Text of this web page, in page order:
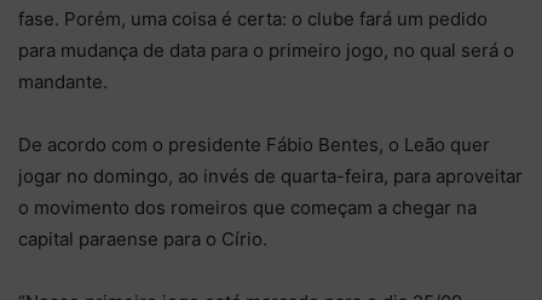
fase. Porém, uma coisa é certa: o clube fará um pedido
para mudança de data para o primeiro jogo, no qual será o
mandante.
De acordo com o presidente Fábio Bentes, o Leão quer
jogar no domingo, ao invés de quarta-feira, para aproveitar
o movimento dos romeiros que começam a chegar na
capital paraense para o Círio.